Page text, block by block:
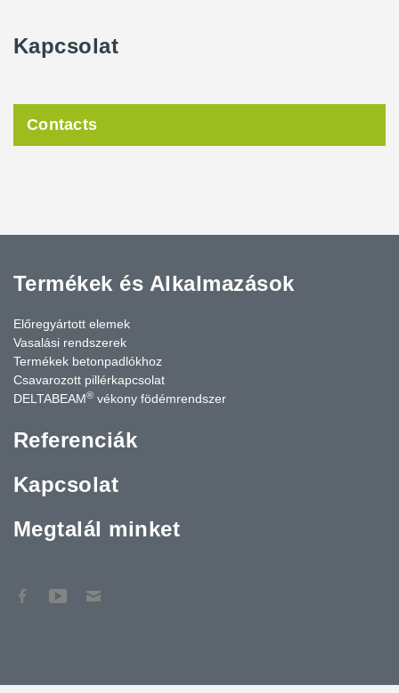
Kapcsolat
Contacts
Termékek és Alkalmazások
Előregyártott elemek
Vasalási rendszerek
Termékek betonpadlókhoz
Csavarozott pillérkapcsolat
DELTABEAM® vékony födémrendszer
Referenciák
Kapcsolat
Megtalál minket